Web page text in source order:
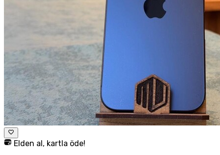
Elden al, kartla öde!